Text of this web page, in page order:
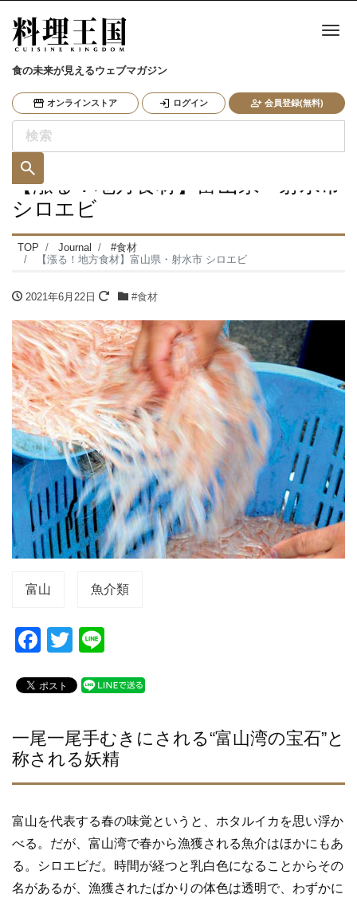
食の未来が見えるウェブマガジン
オンラインストア ログイン 会員登録(無料)
ナ
【漲る！地方食材】富山県・射水市
シロエビ
TOP Journal
#食材
【漲る！地方食材】富山県・射水市 シロエビ
2021年6月22日 #食材
富山 魚介類
F
c
b
o
o
k
T
tt
e
一尾一尾手むきにされる“富山湾の宝石”と
称される妖精
富山を代表する春の味覚というと、ホタルイカを思い浮か
べる。だが、富山湾で春から漁獲される魚介はほかにもあ
る。シロエビだ。時間が経つと乳白色になることからその
名があるが、漁獲されたばかりの体色は透明で、わずかに